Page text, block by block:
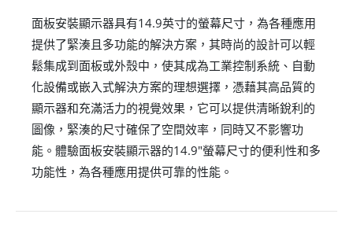
面板安裝顯示器具有14.9英寸的螢幕尺寸，為各種應用
提供了緊湊且多功能的解決方案，其時尚的設計可以輕
鬆集成到面板或外殼中，使其成為工業控制系統、自動
化設備或嵌入式解決方案的理想選擇，憑藉其高品質的
顯示器和充滿活力的視覺效果，它可以提供清晰銳利的
圖像，緊湊的尺寸確保了空間效率，同時又不影響功
能。體驗面板安裝顯示器的14.9"螢幕尺寸的便利性和多
功能性，為各種應用提供可靠的性能。